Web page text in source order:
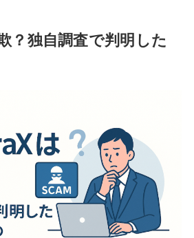
？独自調査で判明した